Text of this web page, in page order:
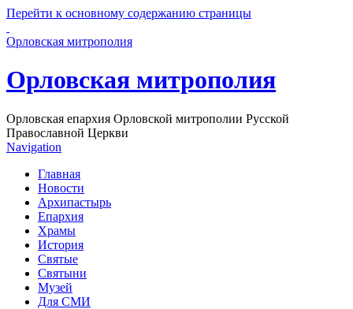
Перейти к основному содержанию страницы
Орловская митрополия
Орловская митрополия
Орловская епархия Орловской митрополии Русской
Православной Церкви
Navigation
Главная
Новости
Архипастырь
Епархия
Храмы
История
Святые
Святыни
Музей
Для СМИ